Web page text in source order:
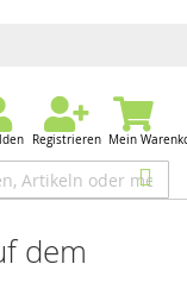
Registrieren Mein
dem